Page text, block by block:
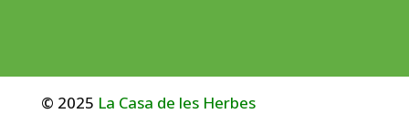
© 2025 La Casa de les Herbes